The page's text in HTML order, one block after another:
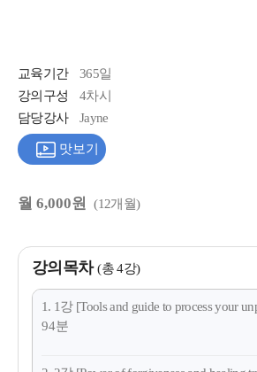
교육기간
365일
강의구성
4차시
담당강사
Jayne
맛보기
월 6,000원 (12개월)
강의목차 (총 4강)
1. 1강 [Tools and guide to process your
94분